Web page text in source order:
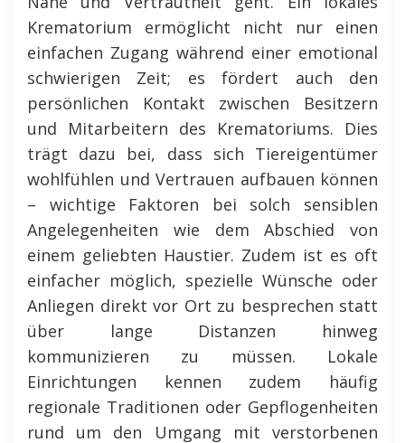
Krematorium ermöglicht nicht nur einen
einfachen Zugang während einer emotional
schwierigen Zeit; es fördert auch den
persönlichen Kontakt zwischen Besitzern
und Mitarbeitern des Krematoriums. Dies
trägt dazu bei, dass sich Tiereigentümer
wohlfühlen und Vertrauen aufbauen können
– wichtige Faktoren bei solch sensiblen
Angelegenheiten wie dem Abschied von
einem geliebten Haustier. Zudem ist es oft
einfacher möglich, spezielle Wünsche oder
Anliegen direkt vor Ort zu besprechen statt
über lange Distanzen hinweg
kommunizieren zu müssen. Lokale
Einrichtungen kennen zudem häufig
regionale Traditionen oder Gepflogenheiten
rund um den Umgang mit verstorbenen